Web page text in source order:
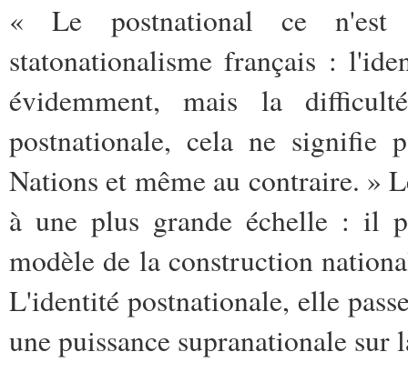
« Le postnational ce n'est
statonationalisme français :
évidemment, mais la
postnationale, cela ne signifie
Nations et même au contraire. »
à une plus grande échelle : il
modèle de la construction
L'identité postnationale, elle
une puissance supranationale